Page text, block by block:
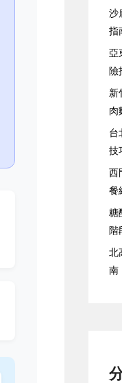
沙
指
亞
險
新
肉
台
技
西
餐
糖
階
北
南